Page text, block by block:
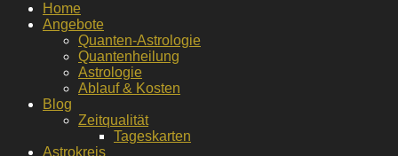
Home
Angebote
Quanten-Astrologie
Quantenheilung
Astrologie
Ablauf & Kosten
Blog
Zeitqualität
Tageskarten
Astrokreis